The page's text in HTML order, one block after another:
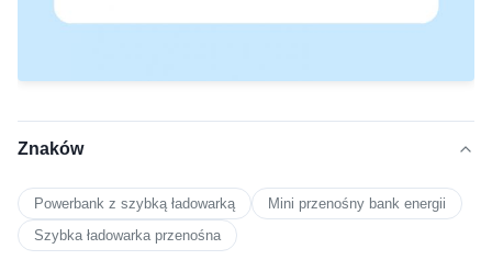
Znaków
Powerbank z szybką ładowarką
Mini przenośny bank energii
Szybka ładowarka przenośna